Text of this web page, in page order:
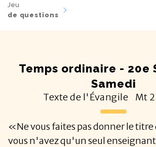
Jeu
de questions
Temps ordinaire - 20e
Samedi
Texte de l'Évangile Mt
«Ne vous faites pas donner le titre
vous n'avez qu'un seul